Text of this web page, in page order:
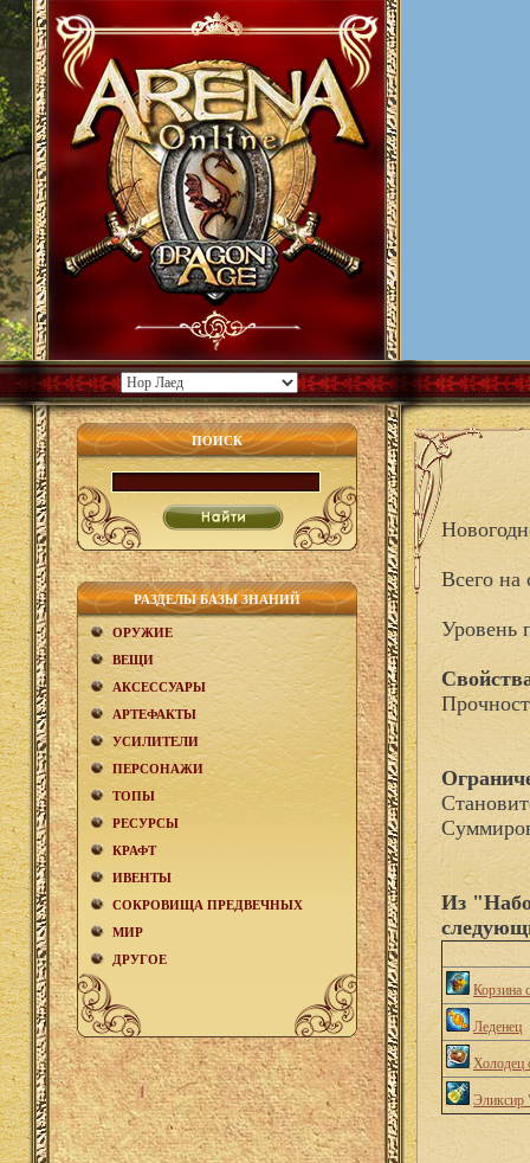
ПОИСК
РАЗДЕЛЫ БАЗЫ ЗНАНИЙ
ОРУЖИЕ
ВЕЩИ
АКCЕСCУАРЫ
АРТЕФАКТЫ
УСИЛИТЕЛИ
ПЕРСОНАЖИ
ТОПЫ
РЕСУРСЫ
КРАФТ
ИВЕНТЫ
СОКРОВИЩА ПРЕДВЕЧНЫХ
МИР
ДРУГОЕ
Всего на
Уровень
Из
Корзина
Леденец
Холодец
Эликсир